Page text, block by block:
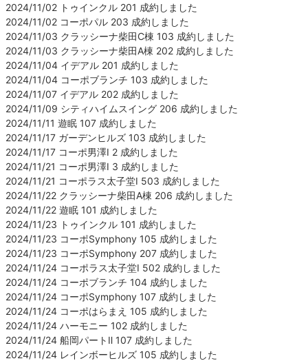
2024/11/02 トゥインクル 201 成約しました
2024/11/02 コーポパル 203 成約しました
2024/11/03 クラッシーナ柴田C棟 103 成約しました
2024/11/03 クラッシーナ柴田A棟 202 成約しました
2024/11/04 イデアル 201 成約しました
2024/11/04 コーポブランチ 103 成約しました
2024/11/07 イデアル 202 成約しました
2024/11/09 シティハイムスイング 206 成約しました
2024/11/11 遊眠 107 成約しました
2024/11/17 ガーデンヒルズ 103 成約しました
2024/11/17 コーポ男澤Ⅰ 2 成約しました
2024/11/21 コーポ男澤Ⅰ 3 成約しました
2024/11/21 コーポラス太子堂Ⅰ 503 成約しました
2024/11/22 クラッシーナ柴田A棟 206 成約しました
2024/11/22 遊眠 101 成約しました
2024/11/23 トゥインクル 101 成約しました
2024/11/23 コーポSymphony 105 成約しました
2024/11/23 コーポSymphony 207 成約しました
2024/11/24 コーポラス太子堂Ⅰ 502 成約しました
2024/11/24 コーポブランチ 104 成約しました
2024/11/24 コーポSymphony 107 成約しました
2024/11/24 コーポはらまえ 105 成約しました
2024/11/24 ハーモニー 102 成約しました
2024/11/24 船岡パートⅡ 107 成約しました
2024/11/24 レインボーヒルズ 105 成約しました